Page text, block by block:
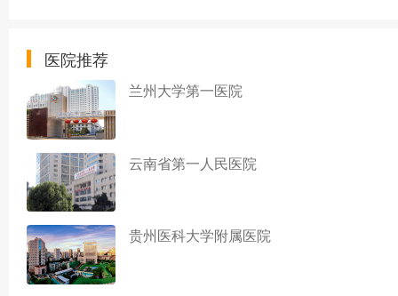
医院推荐
兰州大学第一医院
云南省第一人民医院
贵州医科大学附属医院